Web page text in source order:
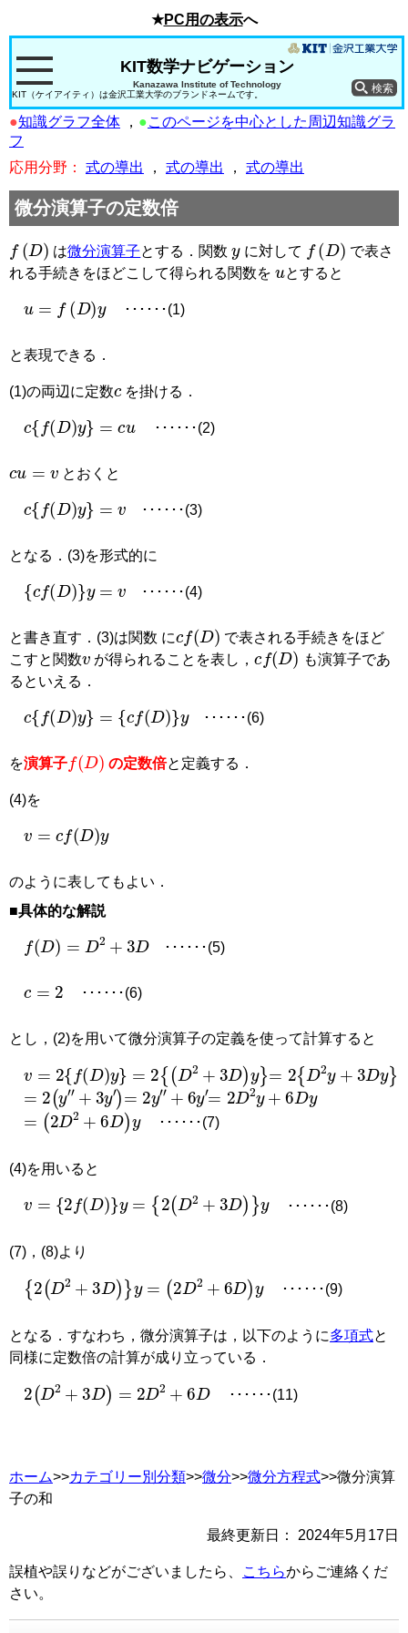
★PC用の表示へ
Kanazawa Institute of Technology
KIT数学ナビゲーション
KIT（ケイアイティ）は金沢工業大学のブランドネームです。
●知識グラフ全体 ， ●このページを中心とした周辺知識グラ
フ
応用分野：
式の導出 ， 式の導出 ， 式の導出
微分演算子の定数倍
( D)
は微分演算子とする．関数 に対して
(D)
で表さ
れる手続きをほどこして得られる関数を
u
とすると
D y
･･････(1)
と表現できる．
(1)の両辺に定数 を掛ける．
fDy =c u
･･････(2)
とおくと
fDy =v
･･････(3)
となる．(3)を形式的に
c Dy =v
･･････(4)
と書き直す．(3)は関数 に
fD
で表される手続きをほど
こすと関数
が得られることを表し，
c fD
も演算子であ
るといえる．
fDy =c D
･･････(6)
を演算子
D
の定数倍と定義する．
(4)を
Dy
のように表してもよい．
■具体的な解説
D=D 3D
･･････(5)
･･････(6)
とし，(2)を用いて微分演算子の定義を使って計算すると
fDy= 2D 2+ Dy 2D2y+
y
2y″ +3 y = 2y + 6 ′ = 2D2y+ 6 Dy
D2+6 y
･･････(7)
(4)を用いると
Dy= 2D2 Dy
･･････(8)
(7)，(8)より
2D 2+3 y=2D Dy
･･････(9)
となる．すなわち，微分演算子は，以下のように多項式と
同様に定数倍の計算が成り立っている．
2 D2+ D =2D +6D
･･････(11)
ホーム>>カテゴリー別分類>>微分>>微分方程式>>微分演算
子の和
最終更新日： 2024年5月17日
誤植や誤りなどがございましたら、 こちらからご連絡くだ
さい。